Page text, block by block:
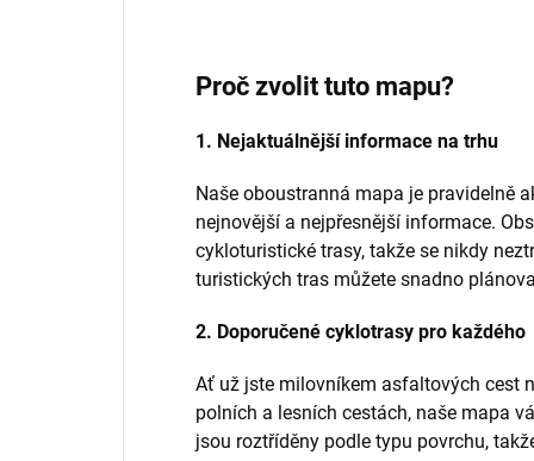
Proč zvolit tuto mapu?
1. Nejaktuálnější informace na trhu
Naše oboustranná mapa je pravidelně
nejnovější a nejpřesnější informace.
cykloturistické trasy, takže se nikdy
turistických tras můžete snadno
2. Doporučené cyklotrasy pro každého
Ať už jste milovníkem asfaltových cest
polních a lesních cestách, naše mapa
jsou roztříděny podle typu povrchu,